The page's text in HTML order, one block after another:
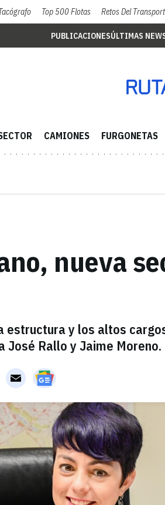
Top 500 Flotas Retos Del
PUBLICACIONESÚLTIMAS
CAMIONES FURGONETAS
nueva
estructura y los altos
José Rallo y Jaime Moreno.
Email